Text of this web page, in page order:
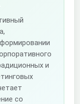
и
со